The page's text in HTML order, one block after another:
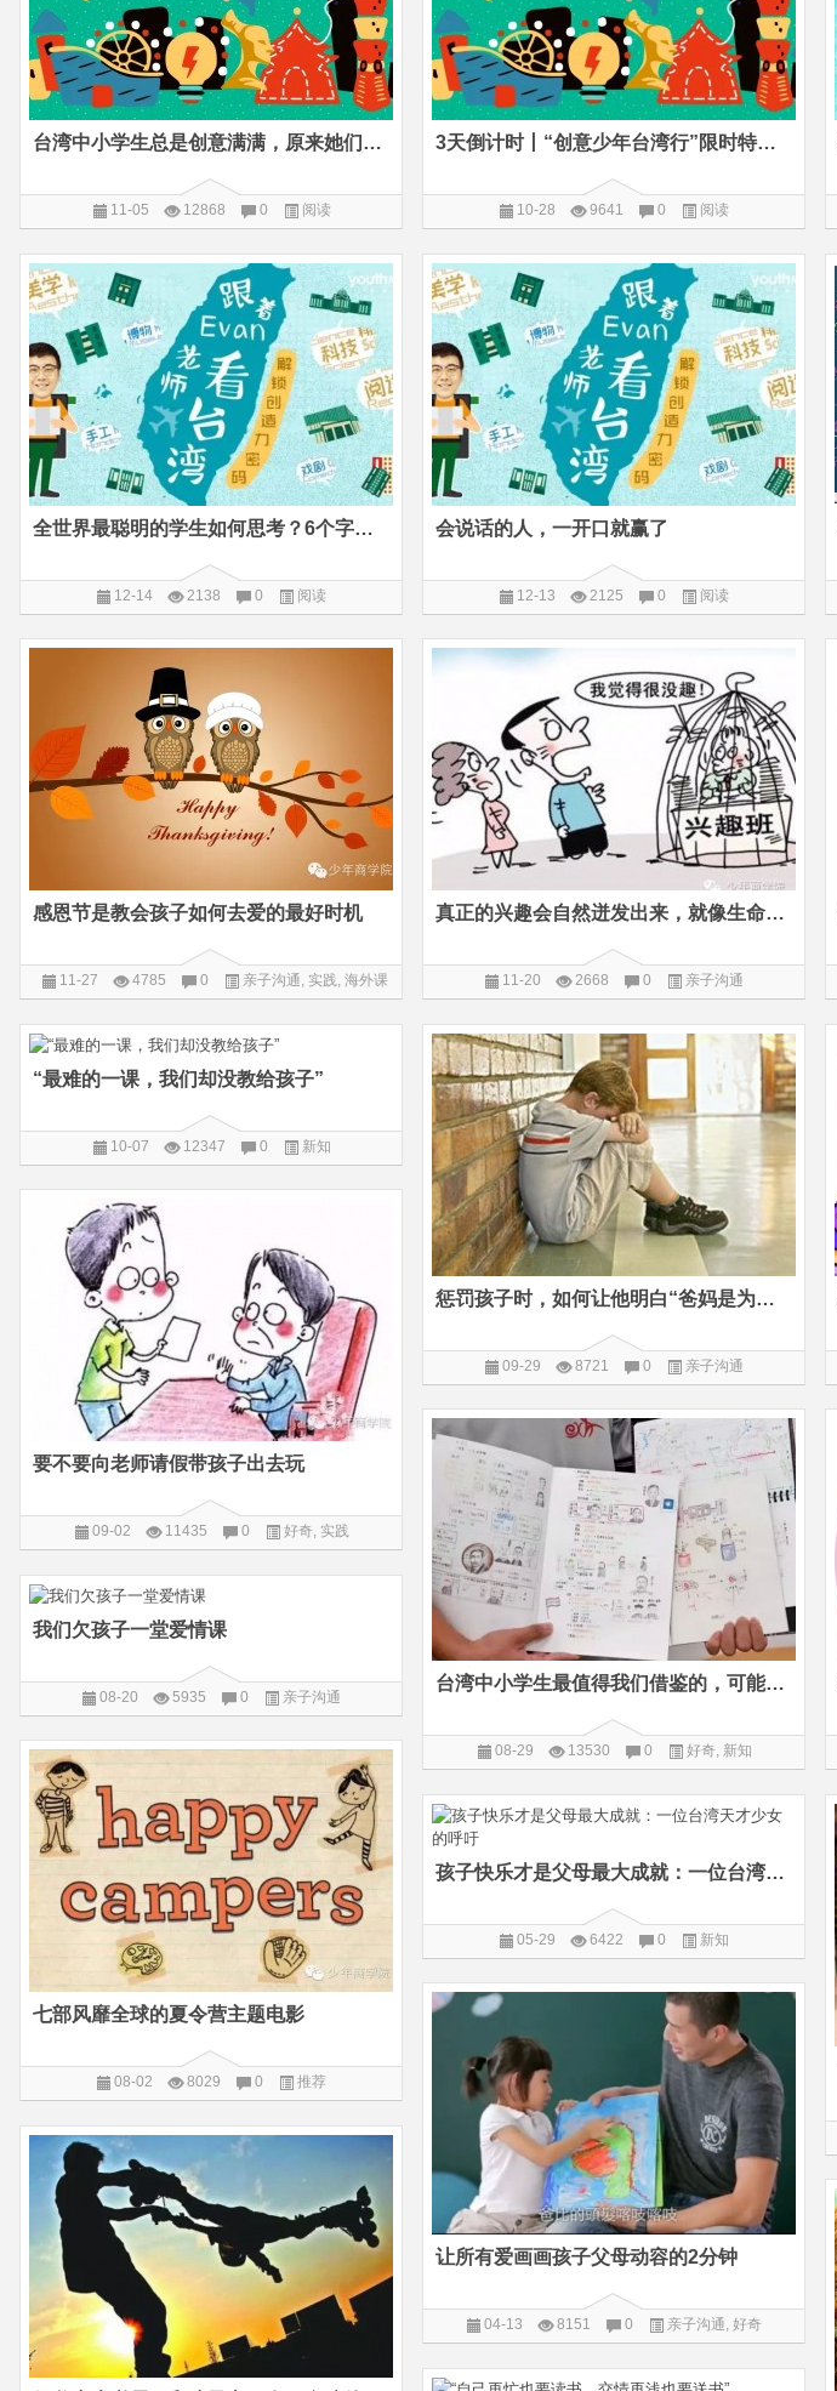
台湾中小学生总是创意满满，原来她们是这样激发孩子创造力的
11-05 12868 0 阅读
3天倒计时丨“创意少年台湾行”限时特惠！
10-28 9641 0 阅读
全世界最聪明的学生如何思考？6个字已经说完
12-14 2138 0 阅读
会说话的人，一开口就赢了
12-13 2125 0 阅读
感恩节是教会孩子如何去爱的最好时机
11-27 4785 0 亲子沟通, 实践, 海外课
真正的兴趣会自然迸发出来，就像生命会自己找出路一样
11-20 2668 0 亲子沟通
“最难的一课，我们却没教给孩子”
10-07 12347 0 新知
惩罚孩子时，如何让他明白“爸妈是为我好”？
09-29 8721 0 亲子沟通
要不要向老师请假带孩子出去玩
09-02 11435 0 好奇, 实践
台湾中小学生最值得我们借鉴的，可能是这种学习方法
08-29 13530 0 好奇, 新知
我们欠孩子一堂爱情课
08-20 5935 0 亲子沟通
七部风靡全球的夏令营主题电影
08-02 8029 0 推荐
孩子快乐才是父母最大成就：一位台湾天才少女的呼吁
05-29 6422 0 新知
让所有爱画画孩子父母动容的2分钟
04-13 8151 0 亲子沟通, 好奇